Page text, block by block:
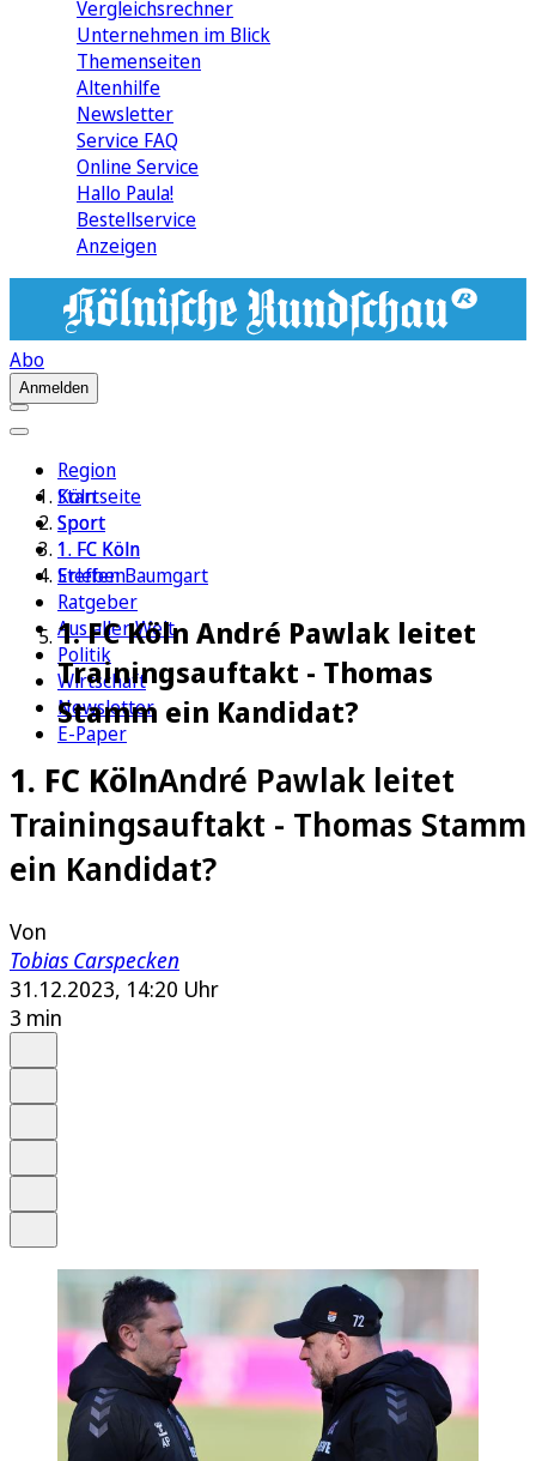
Vergleichsrechner
Unternehmen im Blick
Themenseiten
Altenhilfe
Newsletter
Service FAQ
Online Service
Hallo Paula!
Bestellservice
Anzeigen
Abo
Anmelden
Region
Köln
Sport
1. FC Köln
Erleben
Ratgeber
Aus aller Welt
Politik
Wirtschaft
Newsletter
E-Paper
Startseite
Sport
1. FC Köln
Steffen Baumgart
1. FC Köln André Pawlak leitet
Trainingsauftakt - Thomas
Stamm ein Kandidat?
1. FC KölnAndré Pawlak leitet
Trainingsauftakt - Thomas Stamm
ein Kandidat?
Von
Tobias Carspecken
31.12.2023, 14:20 Uhr
3 min